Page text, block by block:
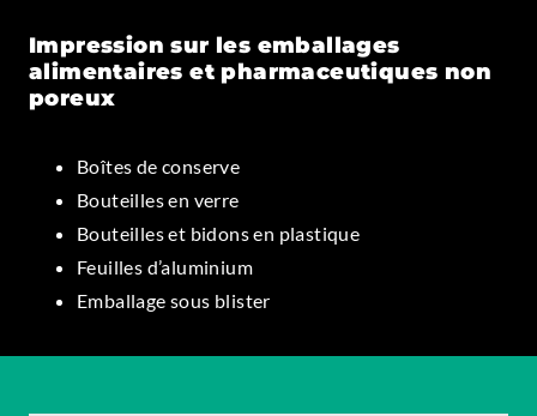
Impression sur les emballages
alimentaires et pharmaceutiques non
poreux
Boîtes de conserve
Bouteilles en verre
Bouteilles et bidons en plastique
Feuilles d’aluminium
Emballage sous blister